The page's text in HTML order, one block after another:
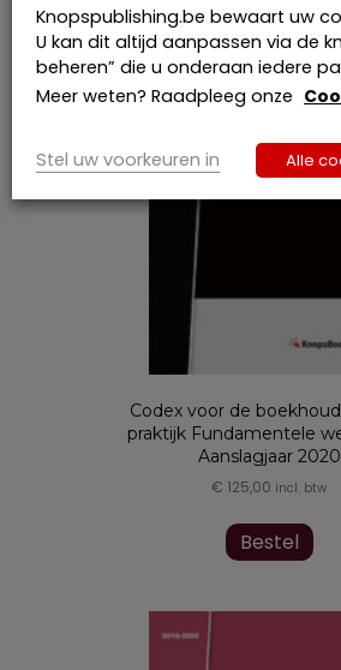
Codex voor de
praktijk Fundamentele
Aanslagjaar 2020
€ 125,00 incl. btw
Bestel
Knopspublishing.be bewaart uw
U kan dit altijd aanpassen via de
beheren” die u onderaan iedere
Meer weten? Raadpleeg onze
Stel uw voorkeuren in Alle